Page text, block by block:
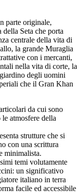
parte originale,
Seta che porta
centrale della vita di
la grande Muraglia
con i mercanti,
nella vita di corte, la
degli uomini
che il Gran Khan
da cui sono
atmosfere della
strutture che si
con una scrittura
minimalista.
temi volutamente
un significativo
italiano in terra
facile ed accessibile